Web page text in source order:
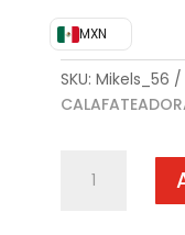
MXN
SKU: Mikels_56
CALAFATEADORA
TIPO